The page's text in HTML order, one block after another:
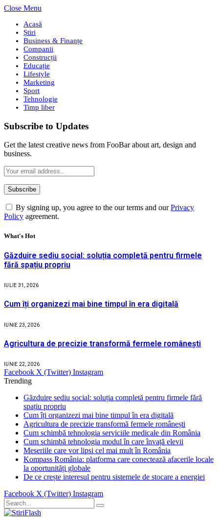
Close Menu
Acasă
Știri
Business & Finanțe
Companii
Construcții
Educație
Lifestyle
Marketing
Sport
Tehnologie
Timp liber
Subscribe to Updates
Get the latest creative news from FooBar about art, design and
business.
By signing up, you agree to the our terms and ourPrivacy
Policy agreement.
What's Hot
Găzduire sediu social: soluția completă pentru firmele
fără spațiu propriu
IULIE 31, 2026
Cum îți organizezi mai bine timpul în era digitală
IUNIE 23, 2026
Agricultura de precizie transformă fermele românești
IUNIE 22, 2026
Facebook X (Twitter) Instagram
Trending
Găzduire sediu social: soluția completă pentru firmele fără
spațiu propriu
Cum îți organizezi mai bine timpul în era digitală
Agricultura de precizie transformă fermele românești
Cum schimbă tehnologia serviciile medicale din România
Cum schimbă tehnologia modul în care învață elevii
Meseriile care vor lipsi cel mai mult în România
Kompass România: platforma care conectează afacerile locale
la oportunități globale
De ce crește interesul pentru sistemele de stocare a energiei
Facebook X (Twitter) Instagram